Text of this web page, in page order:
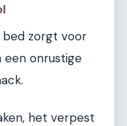
bed zorgt voor
onrustige
het verpest